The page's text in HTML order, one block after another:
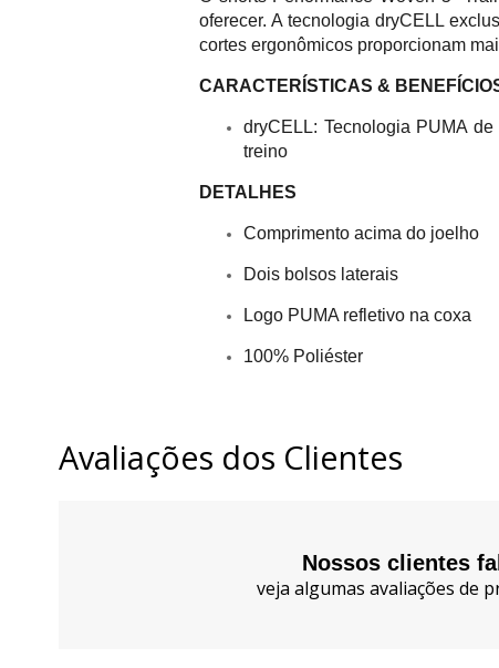
oferecer. A tecnologia dryCELL
cortes ergonômicos proporcionam
CARACTERÍSTICAS &
dryCELL: Tecnologia PUMA
treino
DETALHES
Comprimento acima do joelho
Dois bolsos laterais
Logo PUMA refletivo na coxa
100% Poliéster
Avaliações dos Clientes
Nossos clientes
veja algumas avaliações de